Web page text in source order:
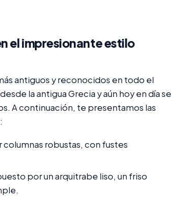
el impresionante estilo
antiguos y reconocidos en todo el
la antigua Grecia y aún hoy en día se
A continuación, te presentamos las
robustas, con fustes
por un arquitrabe liso, un friso